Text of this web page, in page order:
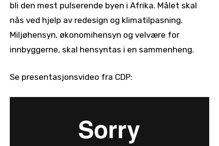
bli den mest pulserende byen i Afrika. Målet skal
nås ved hjelp av redesign og klimatilpasning.
Miljøhensyn, økonomihensyn og velvære for
innbyggerne, skal hensyntas i en sammenheng.
Se presentasjonsvideo fra CDP: